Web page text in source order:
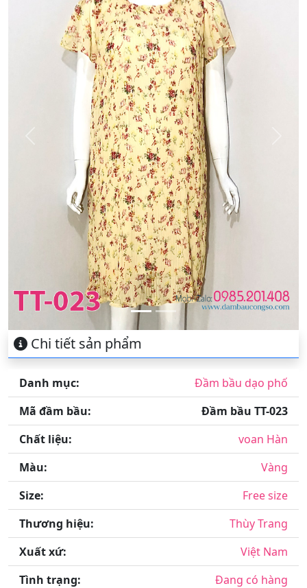
Chi tiết sản phẩm
Danh mục:
Đầm bầu dạo phố
Mã đầm bầu:
Đầm bầu TT-023
Chất liệu:
voan Hàn
Màu:
Vàng
Size:
Free size
Thương hiệu:
Thùy Trang
Xuất xứ:
Việt Nam
Tình trạng:
Đang có hàng